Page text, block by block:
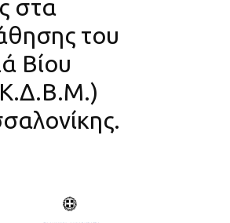
στα
του
Βίου